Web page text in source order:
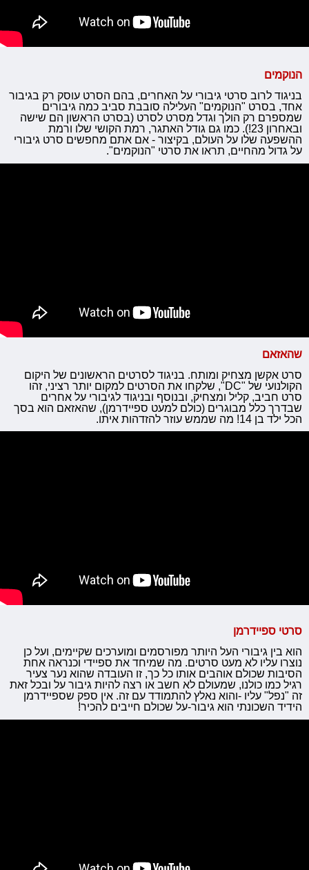
הנוקמים
בניגוד לרוב סרטי גיבורי על האחרים, בהם הסרט עוסק רק בגיבור
אחד, בסרט "הנוקמים" העלילה סובבת סביב כמה גיבורים
שמספרם רק הולך וגדל מסרט לסרט (בסרט הראשון הם שישה
ובאחרון 23!). כמו גם גודל האתגר, רמת הקושי שלו ורמת
ההשפעה שלו על העולם, בקיצור - אם אתם מחפשים סרט גיבורי
על גדול מהחיים, תראו את סרטי "הנוקמים".
שהאזאם
סרט אקשן מצחיק ומותח. בניגוד לסרטים הראשונים של היקום
הקולנועי של "DC", שלקחו את הסרטים למקום יותר רציני, זהו
סרט חביב, קליל ומצחיק, ובנוסף ובניגוד לגיבורי על אחרים
שבדרך כלל מבוגרים (כולם למעט ספיידרמן), שהאזאם הוא בסך
הכל ילד בן 14! מה שממש עוזר להזדהות איתו.
סרטי ספיידרמן
הוא בין גיבורי העל היותר מפורסמים ומוערכים שקיימים, ועל כן
נוצרו עליו לא מעט סרטים. מה שמיחד את ספיידי וכנראה אחת
הסיבות שכולם אוהבים אותו כל כך, זו העובדה שהוא נער צעיר
רגיל כמו כולנו, שמעולם לא חשב או רצה להיות גיבור על ובכל זאת
זה "נפל" עליו -והוא נאלץ להתמודד עם זה. אין ספק שספיידרמן
הידיד השכונתי הוא גיבור-על שכולם חייבים להכיר!